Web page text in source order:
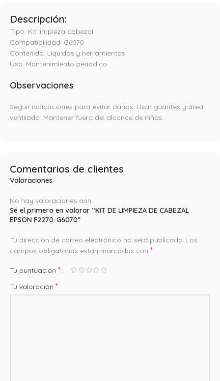
Descripción:
Tipo: Kit limpieza cabezal
Compatibilidad: G6070
Contenido: Líquidos y herramientas
Uso: Mantenimiento periódico
Observaciones
Seguir indicaciones para evitar daños. Usar guantes y área
ventilada. Mantener fuera del alcance de niños.
Comentarios de clientes
Valoraciones
No hay valoraciones aún.
Sé el primero en valorar “KIT DE LIMPIEZA DE CABEZAL
EPSON F2270-G6070”
Tu dirección de correo electrónico no será publicada. Los
campos obligatorios están marcados con *
Tu puntuación *
Tu valoración *